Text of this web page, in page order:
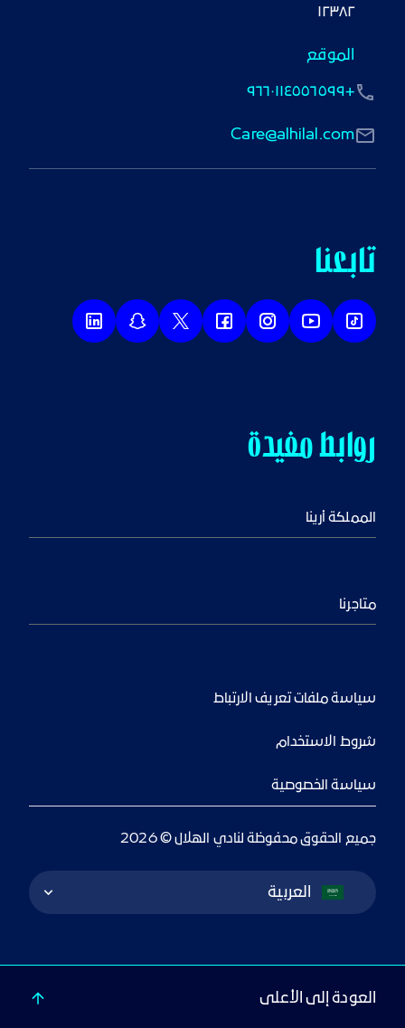
١٢٣٨٢
الموقع
Care@alhilal.com
+٩٦٦٠١١٤٥٥٦٥٩٩
روابط مفيدة
المملكة أرينا
متاجرنا
تابعنا
سياسة ملفات تعريف الارتباط
شروط الاستخدام
سياسة الخصوصية
جميع الحقوق محفوظة لنادي الهلال © 2026
Language Switcher
العربية
العودة إلى الأعلى